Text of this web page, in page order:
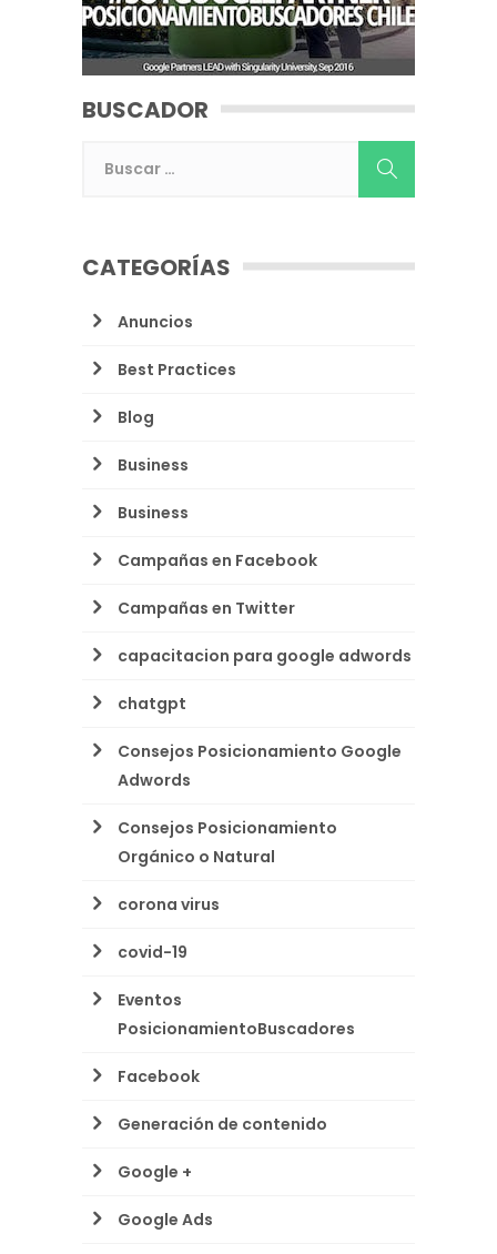
BUSCADOR
CATEGORÍAS
Anuncios
Best Practices
Blog
Business
Business
Campañas en Facebook
Campañas en Twitter
capacitacion para google adwords
chatgpt
Consejos Posicionamiento Google
Adwords
Consejos Posicionamiento
Orgánico o Natural
corona virus
covid-19
Eventos
PosicionamientoBuscadores
Facebook
Generación de contenido
Google +
Google Ads